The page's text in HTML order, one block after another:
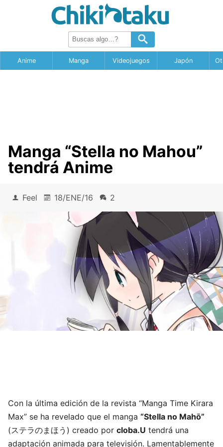
Anime Manga Videojuegos Japón
Manga “Stella no Mahou”
tendrá Anime
Feel 18/ENE/16 2
Con la última edición de la revista “Manga Time Kirara
Max” se ha revelado que el manga “Stella no Mahō”
(ステラのまほう) creado por cloba.U tendrá una
adaptación animada para televisión. Lamentablemente